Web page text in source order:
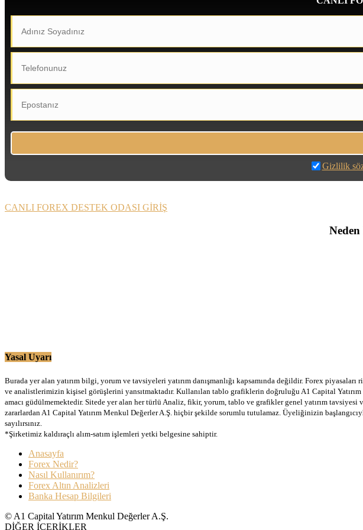
Gizlilik
CANLI FOREX DESTEK ODASI GİRİŞ
Yasal Uyarı
Burada yer alan yatırım bilgi, yorum ve tavsiyeleri yatırım danışmanlığı kapsamında değildir. Forex
ve analistlerimizin kişisel görüşlerini yansıtmaktadır. Kullanılan tablo grafiklerin doğruluğu A1 Capital
amacı güdülmemektedir. Sitede yer alan her türlü Analiz, fikir, yorum, tablo ve grafikler genel yatırım
zararlardan A1 Capital Yatırım Menkul Değerler A.Ş. hiçbir şekilde sorumlu tutulamaz. Üyeliğinizin
sayılırsınız.
*Şirketimiz kaldıraçlı alım-satım işlemleri yetki belgesine sahiptir.
Anasayfa
Forex Nedir?
Nasıl Kullanırım?
Forex Altın Analizleri
Banka Hesap Bilgileri
© A1 Capital Yatırım Menkul Değerler A.Ş.
DİĞER İÇERİKLER